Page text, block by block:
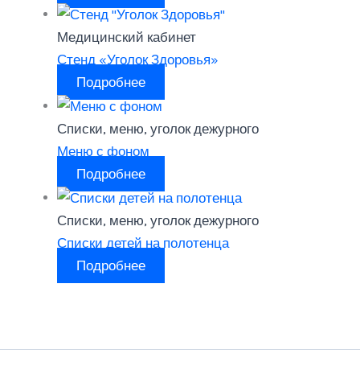
Медицинский кабинет
Стенд «Уголок Здоровья»
Подробнее
Списки, меню, уголок дежурного
Меню с фоном
Подробнее
Списки, меню, уголок дежурного
Списки детей на полотенца
Подробнее